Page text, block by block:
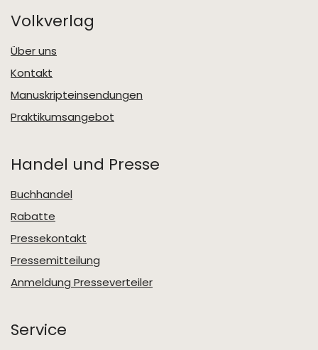
Volkverlag
Über uns
Kontakt
Manuskripteinsendungen
Praktikumsangebot
Handel und Presse
Buchhandel
Rabatte
Pressekontakt
Pressemitteilung
Anmeldung Presseverteiler
Service